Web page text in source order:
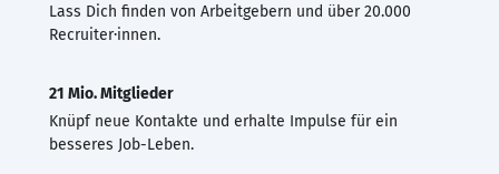
Lass Dich finden von Arbeitgebern und über 20.000
Recruiter·innen.
21 Mio. Mitglieder
Knüpf neue Kontakte und erhalte Impulse für ein
besseres Job-Leben.